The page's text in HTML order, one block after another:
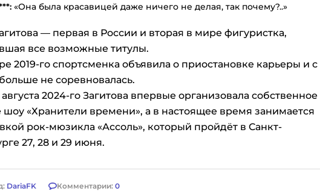
«Она была красавицей даже ничего не делая, так почему?..»
— первая в России и вторая в мире фигуристка,
все возможные титулы.
2019-го спортсменка объявила о приостановке карьеры и с
не соревновалась.
2024-го Загитова впервые организовала собственное
шоу «Хранители времени», а в настоящее время занимается
рок-мюзикла «Ассоль», который пройдёт в Санкт-
27, 28 и 29 июня.
DariaFK Комментарии: 0